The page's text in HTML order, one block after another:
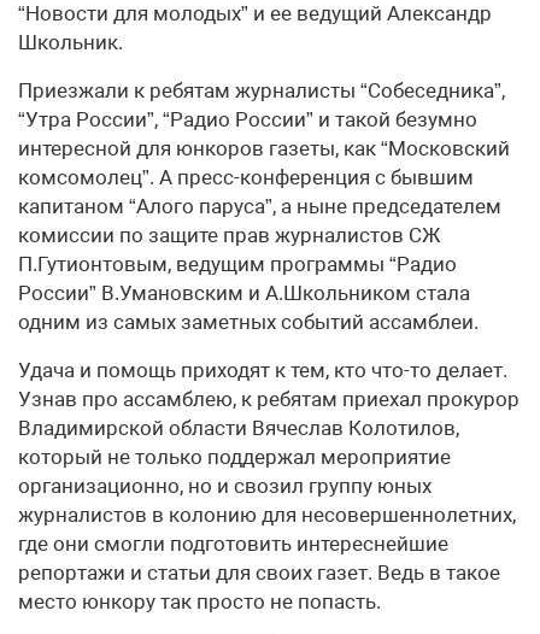
“Новости для молодых” и ее ведущий Александр
Школьник.
Приезжали к ребятам журналисты “Собеседника”,
“Утра России”, “Радио России” и такой безумно
интересной для юнкоров газеты, как “Московский
комсомолец”. А пресс-конференция с бывшим
капитаном “Алого паруса”, а ныне председателем
комиссии по защите прав журналистов СЖ
П.Гутионтовым, ведущим программы “Радио
России” В.Умановским и А.Школьником стала
одним из самых заметных событий ассамблеи.
Удача и помощь приходят к тем, кто что-то делает.
Узнав про ассамблею, к ребятам приехал прокурор
Владимирской области Вячеслав Колотилов,
который не только поддержал мероприятие
организационно, но и свозил группу юных
журналистов в колонию для несовершеннолетних,
где они смогли подготовить интереснейшие
репортажи и статьи для своих газет. Ведь в такое
место юнкору так просто не попасть.